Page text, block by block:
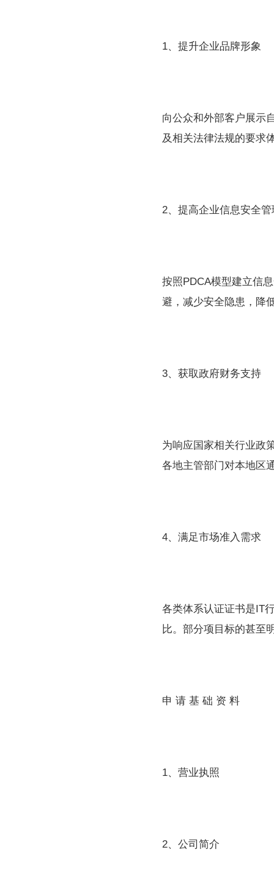
1、提升企业品牌形象
向公众和外部客户展示
及相关法律法规的要求
2、提高企业信息安全
按照PDCA模型建立信
避，减少安全隐患，降
3、获取政府财务支持
为响应国家相关行业政
各地主管部门对本地区
4、满足市场准入需求
各类体系认证证书是IT
比。部分项目标的甚至
申 请 基 础 资 料
1、营业执照
2、公司简介